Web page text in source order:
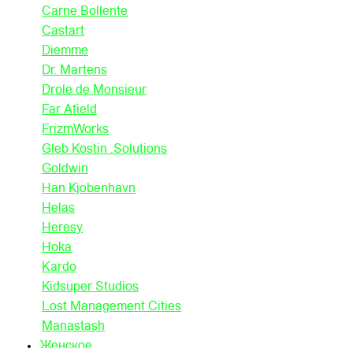
Carne Bollente
Castart
Diemme
Dr. Martens
Drole de Monsieur
Far Afield
FrizmWorks
Gleb Kostin .Solutions
Goldwin
Han Kjobenhavn
Helas
Heresy
Hoka
Kardo
Kidsuper Studios
Lost Management Cities
Manastash